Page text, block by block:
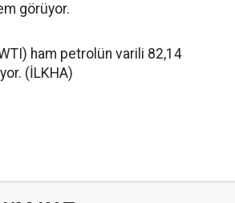
görüyor.
ham petrolün varili 82,14
(İLKHA)